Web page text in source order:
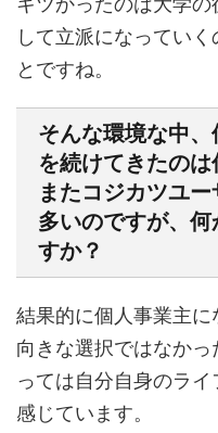
して立派になってい
とですね。
そんな環境な中
を続けてきたの
またコジカツユ
多いのですが、
すか？
結果的に個人事業主
向きな選択ではなか
っては自分自身のラ
感じています。